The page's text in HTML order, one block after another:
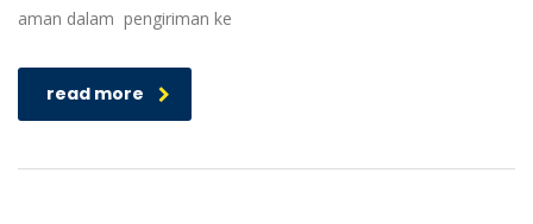
aman dalam pengiriman ke
read more